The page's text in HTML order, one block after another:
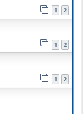
1 2
1 2
1 2